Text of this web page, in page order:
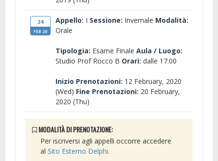
24
FEB 20
Appello: I Sessione: Invernale Modalità:
Orale
Tipologia: Esame Finale Aula / Luogo:
Studio Prof Rocco B Orari: dalle 17:00
Inizio Prenotazioni: 12 February, 2020
(Wed) Fine Prenotazioni: 20 February,
2020 (Thu)
MODALITÀ DI PRENOTAZIONE:
Per iscriversi agli appelli occorre accedere
al Sito Esterno Delphi.